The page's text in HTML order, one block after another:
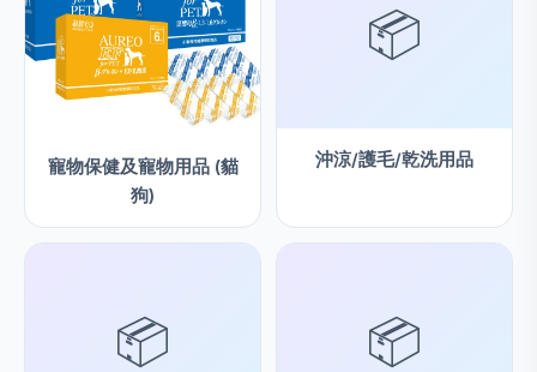
寵物保健及寵物用品 (貓
狗)
📦
沖涼/護毛/乾洗用品
📦 📦